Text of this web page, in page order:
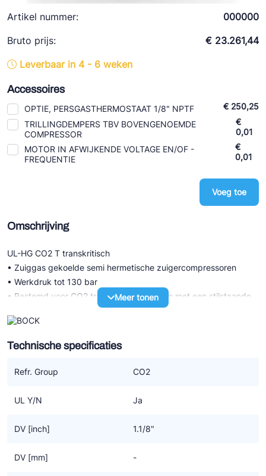
Artikel nummer:
000000
Bruto prijs:
€ 23.261,44
Leverbaar in 4 - 6 weken
Accessoires
OPTIE, PERSGASTHERMOSTAAT 1/8" NPTF
€ 250,25
TRILLINGDEMPERS TBV BOVENGENOEMDE
COMPRESSOR
€
0,01
MOTOR IN AFWIJKENDE VOLTAGE EN/OF -
FREQUENTIE
€
0,01
Voeg toe
Omschrijving
UL-HG CO2 T transkritisch
• Zuiggas gekoelde semi hermetische zuigercompressoren
• Werkdruk tot 130 bar
• Bestemd voor CO2 transkritisch systeem met een stilstaande
druk LD 100 bar / HD 150 bar
• Hoogst mogelijke efficiency voor compressor en systeem
dankzij een specifiek CO2 design
UL-HG P CO2 T transkritisch (LSPM)
Permanent Magnet) met verder dezelfde technische
• De hogere graad van efficiency door LSPM motor technologie
• Werkt synchroon, zonder slip dus daarom op hogere
Meer tonen
Technische specificaties
Refr. Group CO2
UL Y/N Ja
DV [inch] 1.1/8"
DV [mm] -